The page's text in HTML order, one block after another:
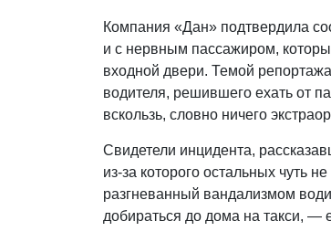
Компания «Дан» подтвердила
и с нервным пассажиром,
входной двери. Темой
водителя, решившего ехать от
вскользь, словно ничего
Свидетели инцидента,
из-за которого остальных чуть
разгневанный вандализмом
добираться до дома на такси, —